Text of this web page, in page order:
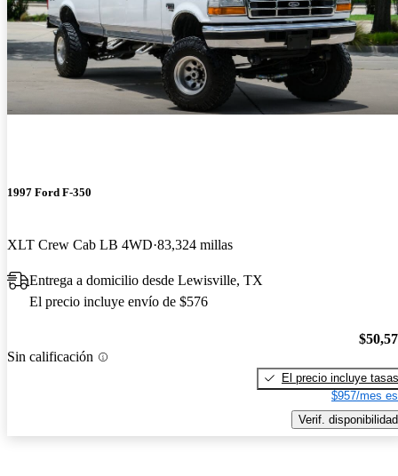
1997 Ford F-350
XLT Crew Cab LB 4WD 83,324 millas
Entrega a domicilio desde Lewisville, TX
El precio incluye envío de $576
Sin calificación
El precio incluye tasas
$957/mes
Verif. disponibilidad